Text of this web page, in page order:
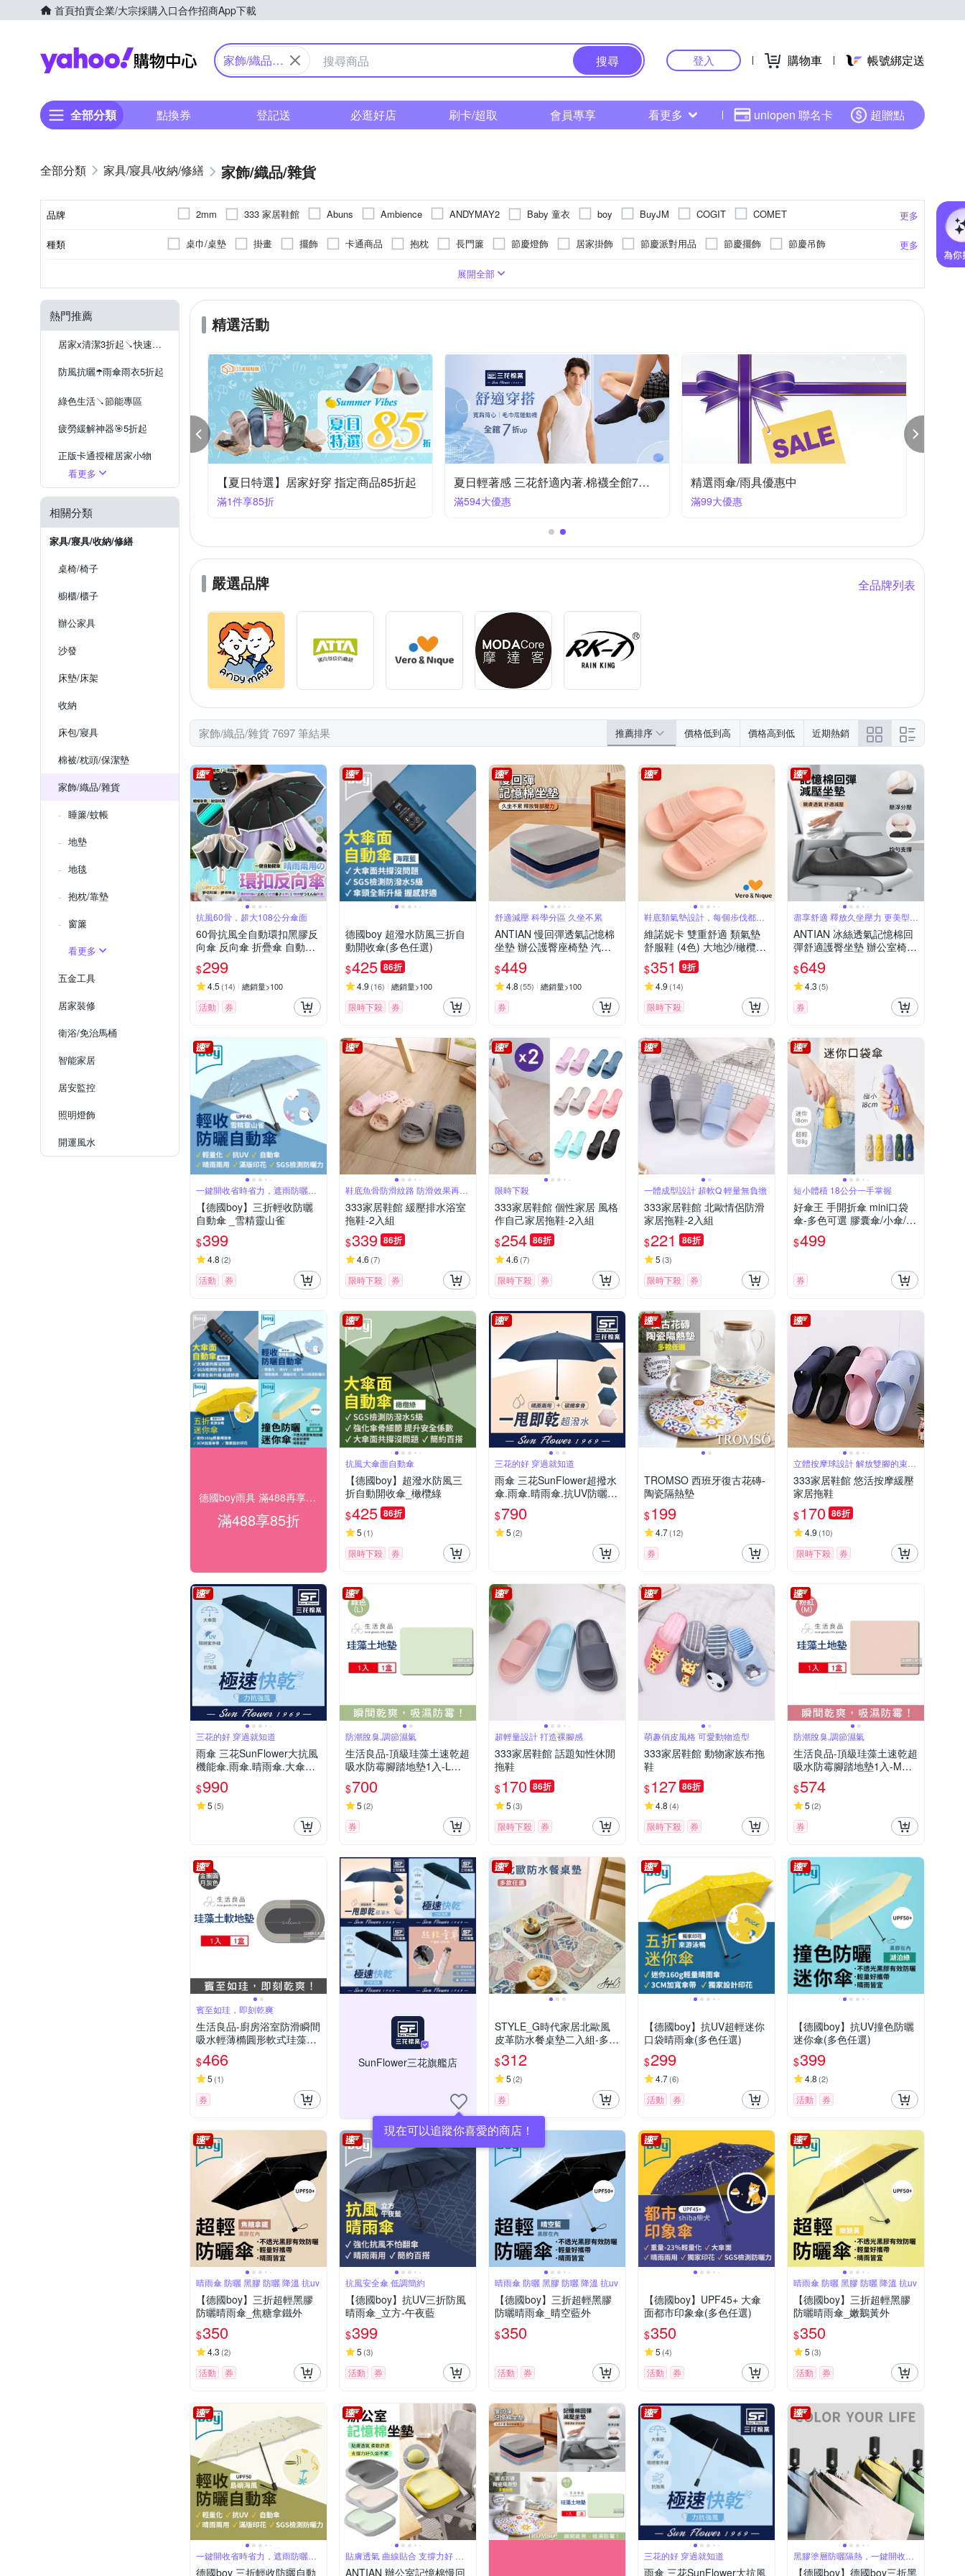
首頁拍賣企業/大宗採購入口合作招商App下載
Yahoo購物中心
家飾/織品/
搜尋 登入 購物車 帳號綁定送
全部分類 點換券 登記送 必逛好店 刷卡/超取 會員專享 看更多 uniopen 聯名卡 超贈點
家具/寢具/收納/修繕 家飾/織品/雜貨
品牌 更多
2mm 333 家居鞋館 Abuns Ambience ANDYMAY2 Baby 童衣 boy BuyJM COGIT
COMET
DURANCE 朵昂思
Echain Tech Fuwaly G+ 居家 H&R 安室家 IN-HOUSE iSFun IKEHIKO 日本池彥
Kobold 酷波德
Reddot 紅點生活
rento SunFlower 三花 SHIMOYAMA 霜山 TROMSO TENDAYS TRENY Viita
WIDE VIEW
新生活家
日創優品
山德力
種類 更多
桌巾/桌墊 掛畫 擺飾 卡通商品 抱枕 長門簾 節慶燈飾 居家掛飾 節慶派對用品 節慶擺飾
節慶吊飾
落地窗簾
面紙盒/套
30cm迷你聖誕樹 蒙古包蚊帳 節慶交換禮物 節慶壁貼 化妝鏡 四方蚊帳 節慶組合包 立鏡
存錢筒
短門簾
線簾
防撞地墊
掛鐘
美臀/ 矯正坐姿墊
亞麻地毯 腰帶型壁貼 其他地墊 其他枕頭
Free Size
超大傘面 防蚊
人造絲 棉
竹蓆 麻將蓆
展開全部
熱門推薦
居家x清潔3折起↘快速到貨
防風抗曬☂️雨傘雨衣5折起
綠色生活↘節能專區
疲勞緩解神器🎯5折起
正版卡通授權居家小物
停電防災必備
看更多
相關分類
家具/寢具/收納/修繕
桌椅/椅子
櫥櫃/櫃子
辦公家具
沙發
床墊/床架
收納
床包/寢具
棉被/枕頭/保潔墊
家飾/織品/雜貨
睡簾/蚊帳
地墊
地毯
抱枕/靠墊
窗簾
看更多
五金工具
居家裝修
衛浴/免治馬桶
智能家居
居安監控
照明燈飾
開運風水
精選活動
日常溫柔相伴💝【維諾妮卡】舒適禮遇9折起 【夏日特選】居家好穿 指定商品85折起
滿1件享85折
夏日輕著感 三花舒適內著.棉襪全館7折up!
滿594大優惠
精選雨傘/雨具優惠中
滿99大優惠
嚴選品牌 全品牌列表
家飾/織品/雜貨 7697 筆結果 推薦排序 價格低到高 價格高到低 近期熱銷
抗風60骨，超大108公分傘面
60骨抗風全自動環扣黑膠反
向傘 反向傘 折疊傘 自動傘
雨傘 遮陽傘 樂豐生活
$299
4.5 (14) 總銷量>100
活動 券
德國boy 超潑水防風三折自
動開收傘(多色任選)
$425 86折
4.9 (16) 總銷量>100
限時下殺 券
舒適減壓 科學分區 久坐不累
ANTIAN 慢回彈透氣記憶棉
坐墊 辦公護臀座椅墊 汽車
久坐舒適屁股墊 學生教室宿
舍凳子墊
$449
4.8 (55) 總銷量>100
券
鞋底類氣墊設計，每個步伐都在
釋放壓力
維諾妮卡 雙重舒適 類氣墊
舒服鞋 (4色) 大地沙/橄欖綠/
水泥灰/櫻桃粉
$351 9折
4.9 (14)
限時下殺
盡享舒適 釋放久坐壓力 更美型
更健康
ANTIAN 冰絲透氣記憶棉回
彈舒適護臀坐墊 辦公室椅子
增高坐墊 屁股棉墊 孕婦坐
墊 車用坐墊 痔瘡墊
$649
4.3 (5)
券
一鍵開收省時省力，遮雨防曬一
次到位
【德國boy】三折輕收防曬
自動傘 _雪精靈山雀
$399
4.8 (2)
活動 券
鞋底魚骨防滑紋路 防滑效果再提
升
333家居鞋館 緩壓排水浴室
拖鞋-2入組
$339 86折
4.6 (7)
限時下殺 券
限時下殺
333家居鞋館 個性家居 風格
作自己家居拖鞋-2入組
$254 86折
4.6 (7)
限時下殺 券
一體成型設計 超軟Q 輕量無負擔
333家居鞋館 北歐情侶防滑
家居拖鞋-2入組
$221 86折
5 (3)
限時下殺 券
短小體積 18公分一手掌握
好傘王 手開折傘 mini口袋
傘-多色可選 膠囊傘/小傘/手
開折傘/黑膠布/摺疊傘/小雨
傘/輕量傘/折疊傘/迷你傘/防
$499
券
德國boy雨具 滿488再享85折
滿488享85折
抗風大傘面自動傘
【德國boy】超潑水防風三
折自動開收傘_橄欖綠
$425 86折
5 (1)
限時下殺 券
三花的好 穿過就知道
雨傘 三花SunFlower超撥水
傘.雨傘.晴雨傘.抗UV防曬_
孔雀藍
$790
5 (2)
TROMSO 西班牙復古花磚-
陶瓷隔熱墊
$199
4.7(12)
券
立體按摩球設計 解放雙腳的束縛
感
333家居鞋館 悠活按摩緩壓
家居拖鞋
$170 86折
4.9 (10)
限時下殺 券
三花的好 穿過就知道
雨傘 三花SunFlower大抗風
機能傘.雨傘.晴雨傘.大傘面.
抗UV防曬_午夜藍
$990
5 (5)
防潮脫臭,調節濕氣
生活良品-頂級珪藻土速乾超
吸水防霉腳踏地墊1入-L尺
寸 5款可選 (珪藻土地墊,腳
踏墊,地墊,吸水墊)
$700
5 (2)
券
超輕量設計 打造裸腳感
333家居鞋館 話題知性休閒
拖鞋
$170 86折
5 (3)
限時下殺 券
萌趣俏皮風格 可愛動物造型
333家居鞋館 動物家族布拖
鞋
$127 86折
4.8 (4)
限時下殺 券
防潮脫臭,調節濕氣
生活良品-頂級珪藻土速乾超
吸水防霉腳踏地墊1入-M尺
寸 4色可選 (珪藻土地墊,腳
踏墊,地墊,吸水墊)
$574
5 (2)
券
賓至如珪，即刻乾爽
生活良品-廚房浴室防滑瞬間
吸水輕薄橢圓形軟式珪藻土
地墊1入/卷 2款可選 (耐摔不
破裂,可洗衣機清洗,浴室踏
墊,防滑踏墊,門口墊,吸水踏
墊)
$466
5 (1)
券
SunFlower三花旗艦店
現在可以追蹤你喜愛的商店！
STYLE_G時代家居北歐風
皮革防水餐桌墊二入組-多款
任選
$312
5 (2)
券
【德國boy】抗UV超輕迷你
口袋晴雨傘(多色任選)
$299
4.7(6)
活動 券
【德國boy】抗UV撞色防曬
迷你傘(多色任選)
$399
4.8 (2)
活動 券
晴雨傘 防曬 黑膠 防曬 降溫 抗uv
【德國boy】三折超輕黑膠
防曬晴雨傘_焦糖拿鐵外
$350
4.3 (2)
活動 券
抗風安全傘 低調簡約
【德國boy】抗UV三折防風
晴雨傘_立方-午夜藍
$399
5 (3)
活動 券
晴雨傘 防曬 黑膠 防曬 降溫 抗uv
【德國boy】三折超輕黑膠
防曬晴雨傘_晴空藍外
$350
活動 券
【德國boy】UPF45+ 大傘
面都市印象傘(多色任選)
$350
5 (4)
活動 券
晴雨傘 防曬 黑膠 防曬 降溫 抗uv
【德國boy】三折超輕黑膠
防曬晴雨傘_嫩鵝黃外
$350
5 (3)
活動 券
一鍵開收省時省力，遮雨防曬一
次到位
德國boy 三折輕收防曬自動
貼膚透氣 曲線貼合 支撐力好 久
坐不累
ANTIAN 辦公室記憶棉慢回
三花的好 穿過就知道
雨傘 三花SunFlower大抗風
黑膠塗層防曬隔熱，一鍵開收省
時省力
【德國boy】德國boy三折黑